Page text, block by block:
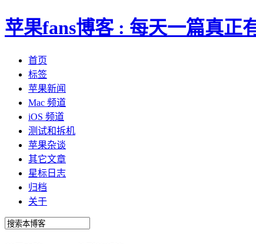
苹果fans博客 : 每天一篇真正
首页
标签
苹果新闻
Mac 频道
iOS 频道
测试和拆机
苹果杂谈
其它文章
星标日志
归档
关于